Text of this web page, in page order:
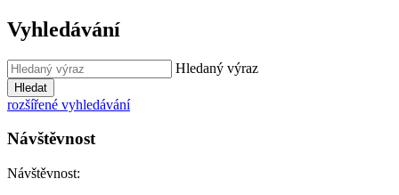
Vyhledávání
Hledaný výraz
Hledat
rozšířené vyhledávání
Návštěvnost
Návštěvnost: